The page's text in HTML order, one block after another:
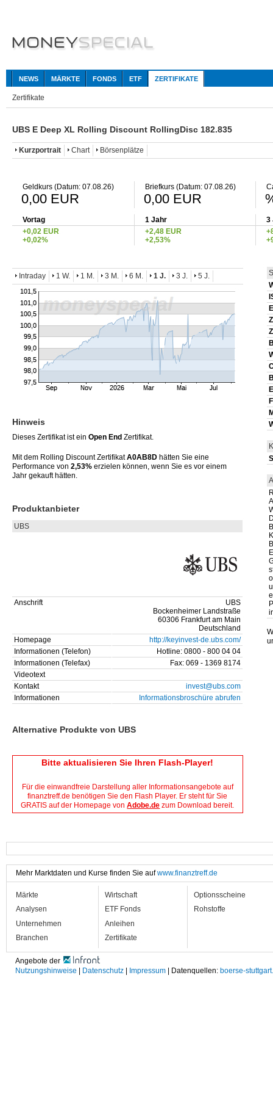
NEWS MÄRKTE FONDS ETF ZERTIFIKATE
Zertifikate
UBS E Deep XL Rolling Discount RollingDisc 182.835
Kurzportrait Chart Börsenplätze
Geldkurs (Datum: 07.08.26)
0,00 EUR
Briefkurs (Datum: 07.08.26)
0,00 EUR
Vortag 1 Jahr
3
+0,02 EUR
+0,02%
+2,48 EUR
+2,53%
Intraday 1 W. 1 M. 3 M. 6 M. 1 J. 3 J. 5 J.
Hinweis
Dieses Zertifikat ist ein Open End Zertifikat.
Mit dem Rolling Discount ZertifikatA0AB8D hätten Sie eine
Performance von 2,53% erzielen können, wenn Sie es vor einem
Jahr gekauft hätten.
Produktanbieter
UBS
Anschrift
UBS
Bockenheimer Landstraße
60306 Frankfurt am Main
Deutschland
Homepage
http://keyinvest-de.ubs.com/
Informationen (Telefon)
Hotline: 0800 - 800 04 04
Informationen (Telefax)
Fax: 069 - 1369 8174
Videotext
Kontakt
invest@ubs.com
Informationen
Informationsbroschüre abrufen
Alternative Produkte von UBS
Bitte aktualisieren Sie Ihren Flash-Player!
Für die einwandfreie Darstellung aller Informationsangebote auf
finanztreff.de benötigen Sie den Flash Player. Er steht für Sie
GRATIS auf der Homepage vonAdobe.de zum Download bereit.
Mehr Marktdaten und Kurse finden Sie aufwww.finanztreff.de
Märkte
Analysen
Unternehmen
Branchen
Wirtschaft
ETF Fonds
Anleihen
Zertifikate
Optionsscheine
Rohstoffe
Angebote der
Nutzungshinweise | Datenschutz | Impressum | Datenquellen: boerse-